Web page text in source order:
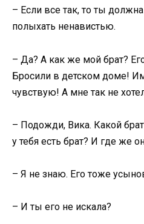
– Если все так, то ты
полыхать ненавистью.
– Да? А как же мой брат?
Бросили в детском доме!
чувствую! А мне так не
– Подожди, Вика. Какой
у тебя есть брат? И где же
– Я не знаю. Его тоже
– И ты его не искала?